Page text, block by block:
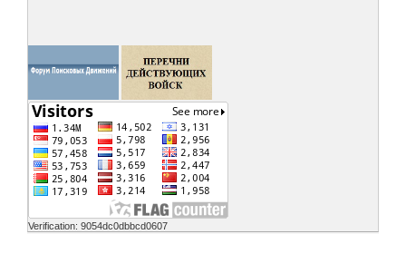
Verification: 9054dc0dbbcd0607